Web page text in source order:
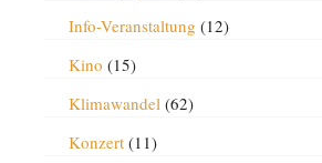
Info-Veranstaltung (12)
Kino (15)
Klimawandel (62)
Konzert(11)